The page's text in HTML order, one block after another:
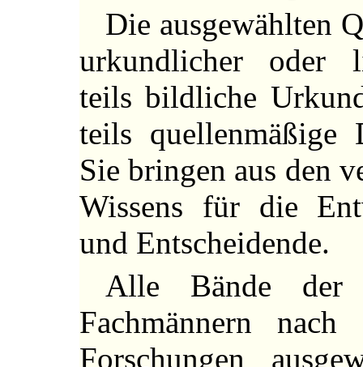
Die ausgewählten
urkundlicher oder
teils bildliche
teils quellenmäßige
Sie bringen aus den
Wissens für die
und Entscheidende.
Alle Bände der
Fachmännern
Forschungen